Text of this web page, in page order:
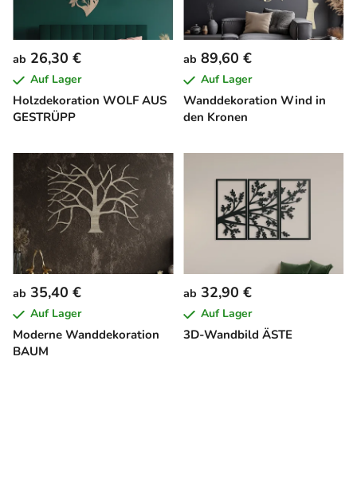
Holzdekoration WOLF AUS
GESTRÜPP
ab 26,30 €
Auf Lager
Wanddekoration Wind in
den Kronen
ab 89,60 €
Auf Lager
Moderne Wanddekoration
BAUM
ab 35,40 €
Auf Lager
3D-Wandbild ÄSTE
ab 32,90 €
Auf Lager